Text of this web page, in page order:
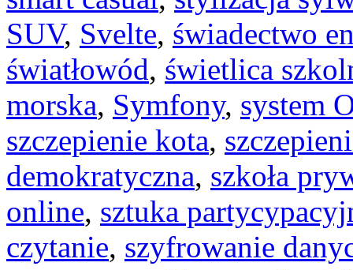
SUV, Svelte, świadectwo
światłowód, świetlica
morska, Symfony, system
szczepienie kota,
demokratyczna, szkoła
online, sztuka
czytanie, szyfrowanie